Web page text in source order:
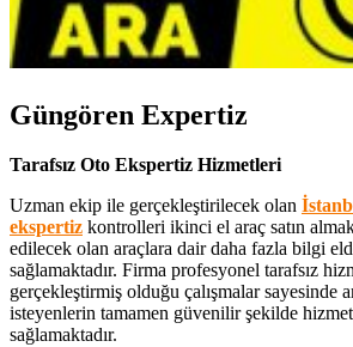
Güngören Expertiz
Tarafsız Oto Ekspertiz Hizmetleri
Uzman ekip ile gerçekleştirilecek olan
ekspertiz kontrolleri ikinci el araç satın
edilecek olan araçlara dair daha fazla bilgi
sağlamaktadır. Firma profesyonel tarafsız
gerçekleştirmiş olduğu çalışmalar sayesinde
isteyenlerin tamamen güvenilir şekilde hizmet
sağlamaktadır.